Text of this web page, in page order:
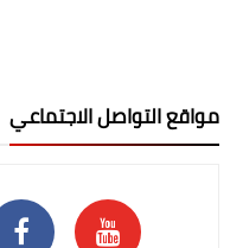
مواقع التواصل الاجتماعي